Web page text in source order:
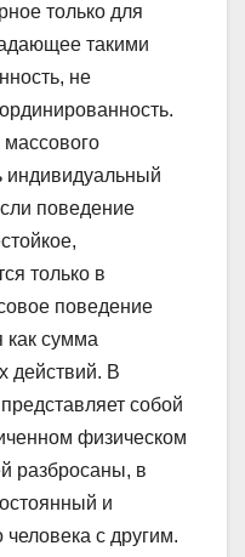
только для
такими
не
индивидуальный
поведение
только в
поведение
как сумма
действий. В
собой
физическом
разбросаны, в
и
человека с другим.